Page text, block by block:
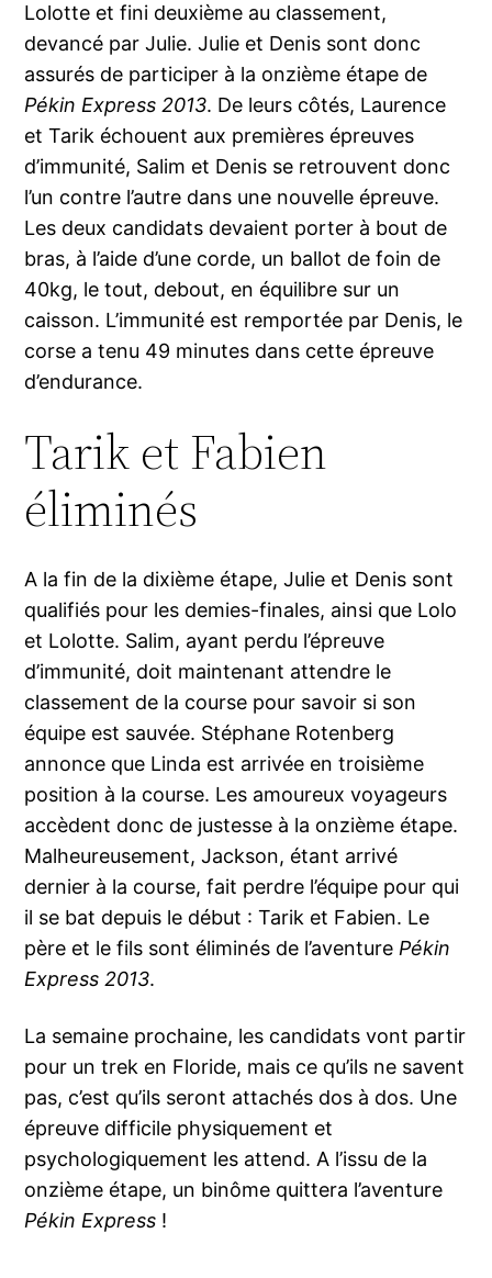
Lolotte et fini deuxième au classement,
devancé par Julie. Julie et Denis sont donc
assurés de participer à la onzième étape de
Pékin Express 2013. De leurs côtés, Laurence
et Tarik échouent aux premières épreuves
d’immunité, Salim et Denis se retrouvent donc
l’un contre l’autre dans une nouvelle épreuve.
Les deux candidats devaient porter à bout de
bras, à l’aide d’une corde, un ballot de foin de
40kg, le tout, debout, en équilibre sur un
caisson. L’immunité est remportée par Denis, le
corse a tenu 49 minutes dans cette épreuve
d’endurance.
Tarik et Fabien
éliminés
A la fin de la dixième étape, Julie et Denis sont
qualifiés pour les demies-finales, ainsi que Lolo
et Lolotte. Salim, ayant perdu l’épreuve
d’immunité, doit maintenant attendre le
classement de la course pour savoir si son
équipe est sauvée. Stéphane Rotenberg
annonce que Linda est arrivée en troisième
position à la course. Les amoureux voyageurs
accèdent donc de justesse à la onzième étape.
Malheureusement, Jackson, étant arrivé
dernier à la course, fait perdre l’équipe pour qui
il se bat depuis le début : Tarik et Fabien. Le
père et le fils sont éliminés de l’aventurePékin
Express 2013.
La semaine prochaine, les candidats vont partir
pour un trek en Floride, mais ce qu’ils ne savent
pas, c’est qu’ils seront attachés dos à dos. Une
épreuve difficile physiquement et
psychologiquement les attend. A l’issu de la
onzième étape, un binôme quittera l’aventure
Pékin Express !